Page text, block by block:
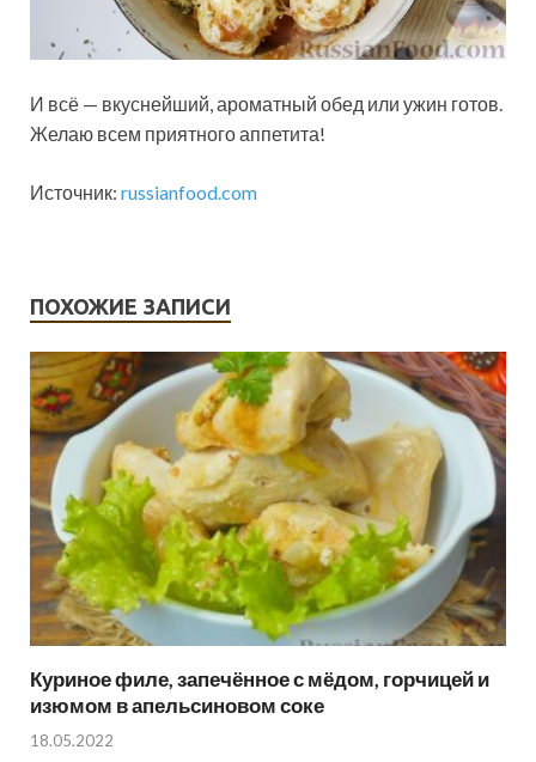
И всё — вкуснейший, ароматный обед или ужин готов.
Желаю всем приятного аппетита!
Источник: russianfood.com
ПОХОЖИЕ ЗАПИСИ
Куриное филе, запечённое с мёдом, горчицей и
изюмом в апельсиновом соке
18.05.2022